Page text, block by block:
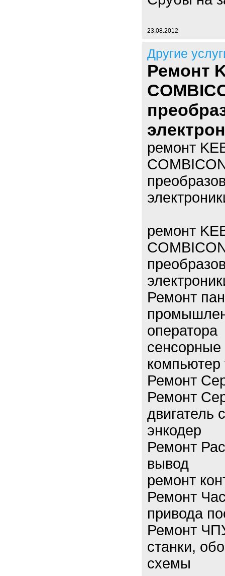
23.08.2012
Другие
Ремонт
ремонт
ремонт
Ремонт
оператора
компьютер
Ремонт
Ремонт
двигатель
энкодер
Ремонт
вывод
ремонт
Ремонт
привода
Ремонт
станки,
схемы